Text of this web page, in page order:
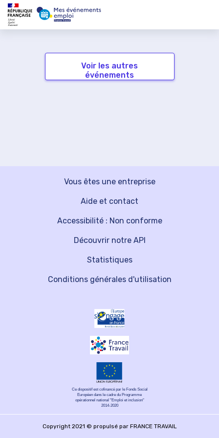
Voir les autres
événements
Vous êtes une entreprise
Découvrir notre API
Aide et contact
Statistiques
Accessibilité : Non conforme
Conditions générales d'utilisation
Ce dispositif est cofinancé par le Fonds Social
Européen dans le cadre du Programme
opérationnel national "Emploi et inclusion"
2014-2020
Copyright 2021 © propulsé par FRANCE TRAVAIL